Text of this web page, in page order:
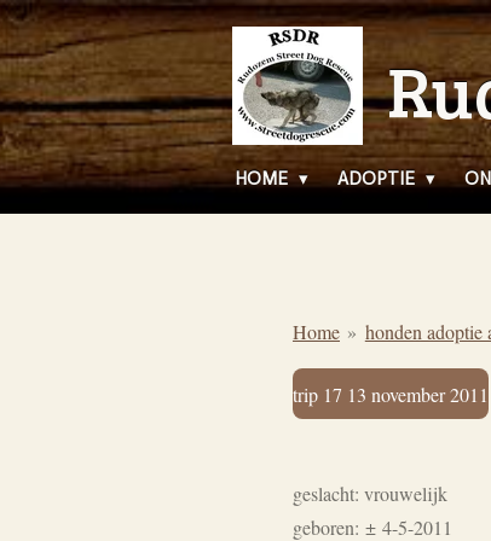
Ga
direct
naar
de
hoofdinhoud
HOME ADOPTIE
Home » honden adoptie
trip 17 13 november 2011
geslacht: vrouwelijk
geboren: ± 4-5-2011